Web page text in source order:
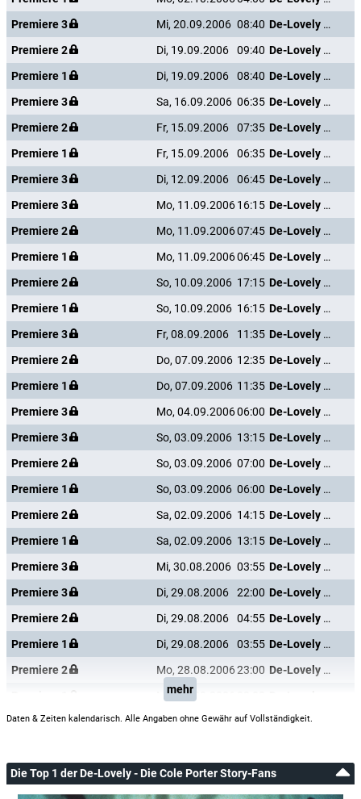
Premiere 3
Mi, 20.09.2006 08:40
De-Lovely - Die Cole Porter Story
Premiere 2
Di, 19.09.2006 09:40
De-Lovely - Die Cole Porter Story
Premiere 1
Di, 19.09.2006 08:40
De-Lovely - Die Cole Porter Story
Premiere 3
Sa, 16.09.2006 06:35
De-Lovely - Die Cole Porter Story
Premiere 2
Fr, 15.09.2006 07:35
De-Lovely - Die Cole Porter Story
Premiere 1
Fr, 15.09.2006 06:35
De-Lovely - Die Cole Porter Story
Premiere 3
Di, 12.09.2006 06:45
De-Lovely - Die Cole Porter Story
Premiere 3
Mo, 11.09.200616:15
De-Lovely - Die Cole Porter Story
Premiere 2
Mo, 11.09.200607:45
De-Lovely - Die Cole Porter Story
Premiere 1
Mo, 11.09.200606:45
De-Lovely - Die Cole Porter Story
Premiere 2
So, 10.09.2006 17:15
De-Lovely - Die Cole Porter Story
Premiere 1
So, 10.09.2006 16:15
De-Lovely - Die Cole Porter Story
Premiere 3
Fr, 08.09.2006 11:35
De-Lovely - Die Cole Porter Story
Premiere 2
Do, 07.09.2006 12:35
De-Lovely - Die Cole Porter Story
Premiere 1
Do, 07.09.2006 11:35
De-Lovely - Die Cole Porter Story
Premiere 3
Mo, 04.09.200606:00
De-Lovely - Die Cole Porter Story
Premiere 3
So, 03.09.2006 13:15
De-Lovely - Die Cole Porter Story
Premiere 2
So, 03.09.2006 07:00
De-Lovely - Die Cole Porter Story
Premiere 1
So, 03.09.2006 06:00
De-Lovely - Die Cole Porter Story
Premiere 2
Sa, 02.09.2006 14:15
De-Lovely - Die Cole Porter Story
Premiere 1
Sa, 02.09.2006 13:15
De-Lovely - Die Cole Porter Story
Premiere 3
Mi, 30.08.2006 03:55
De-Lovely - Die Cole Porter Story
Premiere 3
Di, 29.08.2006 22:00
De-Lovely - Die Cole Porter Story
Premiere 2
Di, 29.08.2006 04:55
De-Lovely - Die Cole Porter Story
Premiere 1
Di, 29.08.2006 03:55
De-Lovely - Die Cole Porter Story
Premiere 2
Mo, 28.08.200623:00
De-Lovely - Die Cole Porter Story
Mo, 28.08.2006
mehr
Daten & Zeiten kalendarisch. Alle Angaben ohne Gewähr auf Vollständigkeit.
Die Top 1 der De-Lovely - Die Cole Porter Story-Fans